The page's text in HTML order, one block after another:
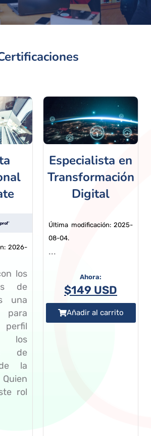
2026-
los
de
una
para
perfil
los
de
la
rol
Especialista en
Transformación
Digital
Última modificación: 2025-
08-04.
...
$149 USD
Añadir al carrito